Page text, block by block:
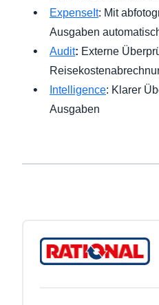
ExpenseIt: Mit
Ausgaben
Audit: Externe
Intelligence: Klarer
Ausgaben